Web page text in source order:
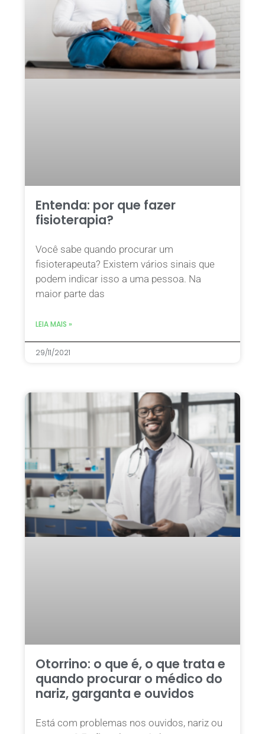
Entenda: por que fazer
fisioterapia?
Você sabe quando procurar um
fisioterapeuta? Existem vários sinais que
podem indicar isso a uma pessoa. Na
maior parte das
LEIA MAIS »
29/11/2021
Otorrino: o que é, o que trata e
quando procurar o médico do
nariz, garganta e ouvidos
Está com problemas nos ouvidos, nariz ou